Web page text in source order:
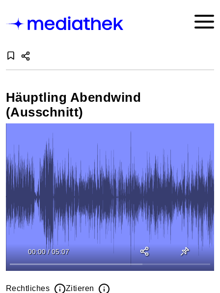
Häuptling Abendwind
(Ausschnitt)
00:00 / 05:07
Rechtliches Zitieren